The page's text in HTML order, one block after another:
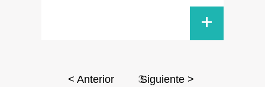
+
< Anterior 3Siguiente >